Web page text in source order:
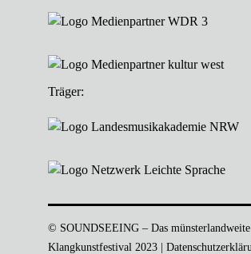
Träger:
© SOUNDSEEING – Das münsterlandweite
Klangkunstfestival 2023 |